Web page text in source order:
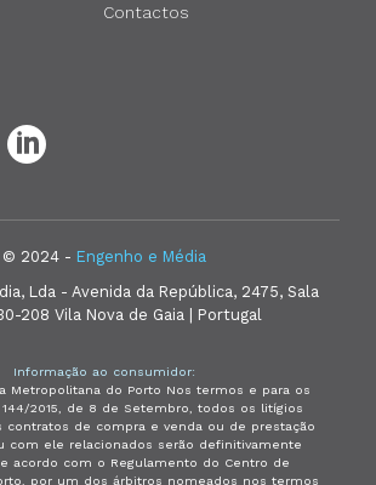
Contactos
© 2024 - Engenho e Média
Lda - Avenida da República, 2475, Sala
208 Vila Nova de Gaia | Portugal
Informação ao consumidor:
Metropolitana do Porto Nos termos e para os
2015, de 8 de Setembro, todos os litígios
contratos de compra e venda ou de prestação
com ele relacionados serão definitivamente
acordo com o Regulamento do Centro de
por um dos árbitros nomeados nos termos